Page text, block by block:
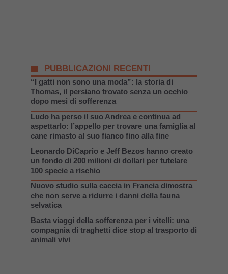
PUBBLICAZIONI RECENTI
“I gatti non sono una moda”: la storia di
Thomas, il persiano trovato senza un occhio
dopo mesi di sofferenza
Ludo ha perso il suo Andrea e continua ad
aspettarlo: l’appello per trovare una famiglia al
cane rimasto al suo fianco fino alla fine
Leonardo DiCaprio e Jeff Bezos hanno creato
un fondo di 200 milioni di dollari per tutelare
100 specie a rischio
Nuovo studio sulla caccia in Francia dimostra
che non serve a ridurre i danni della fauna
selvatica
Basta viaggi della sofferenza per i vitelli: una
compagnia di traghetti dice stop al trasporto di
animali vivi